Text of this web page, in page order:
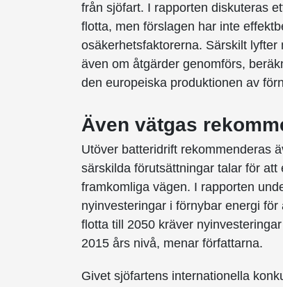
från sjöfart. I rapporten diskuteras
flotta, men förslagen har inte
osäkerhetsfaktorerna. Särskilt
även om åtgärder genomförs,
den europeiska produktionen av
Även vätgas
Utöver batteridrift rekommenderas
särskilda förutsättningar talar för
framkomliga vägen. I rapporten
nyinvesteringar i förnybar energi
flotta till 2050 kräver
2015 års nivå, menar författarna.
Givet sjöfartens internationella